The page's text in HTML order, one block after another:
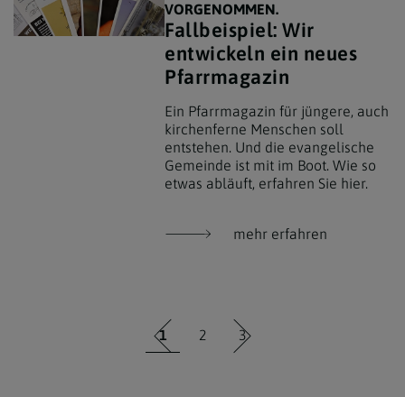
VORGENOMMEN.
Fallbeispiel: Wir
entwickeln ein neues
Pfarrmagazin
Ein Pfarrmagazin für jüngere, auch
kirchenferne Menschen soll
entstehen. Und die evangelische
Gemeinde ist mit im Boot. Wie so
etwas abläuft, erfahren Sie hier.
mehr erfahren
1 2 3